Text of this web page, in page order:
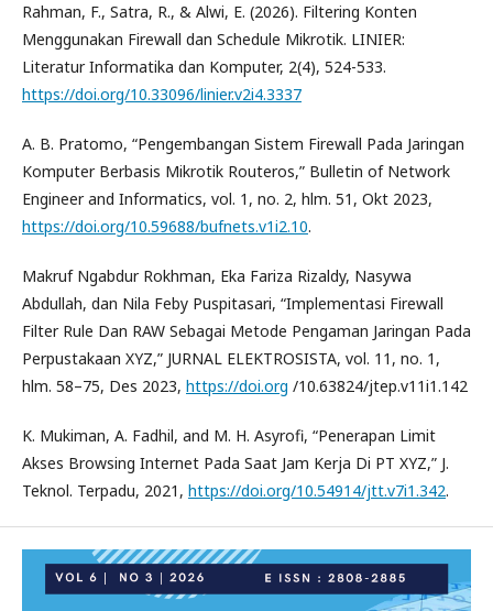
Rahman, F., Satra, R., & Alwi, E. (2026). Filtering Konten
Menggunakan Firewall dan Schedule Mikrotik. LINIER:
Literatur Informatika dan Komputer, 2(4), 524-533.
https://doi.org/10.33096/linier.v2i4.3337
A. B. Pratomo, “Pengembangan Sistem Firewall Pada Jaringan
Komputer Berbasis Mikrotik Routeros,” Bulletin of Network
Engineer and Informatics, vol. 1, no. 2, hlm. 51, Okt 2023,
https://doi.org/10.59688/bufnets.v1i2.10.
Makruf Ngabdur Rokhman, Eka Fariza Rizaldy, Nasywa
Abdullah, dan Nila Feby Puspitasari, “Implementasi Firewall
Filter Rule Dan RAW Sebagai Metode Pengaman Jaringan Pada
Perpustakaan XYZ,” JURNAL ELEKTROSISTA, vol. 11, no. 1,
hlm. 58–75, Des 2023, https://doi.org /10.63824/jtep.v11i1.142
K. Mukiman, A. Fadhil, and M. H. Asyrofi, “Penerapan Limit
Akses Browsing Internet Pada Saat Jam Kerja Di PT XYZ,” J.
Teknol. Terpadu, 2021, https://doi.org/10.54914/jtt.v7i1.342.